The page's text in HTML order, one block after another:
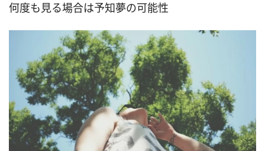
何度も見る場合は予知夢の可能性